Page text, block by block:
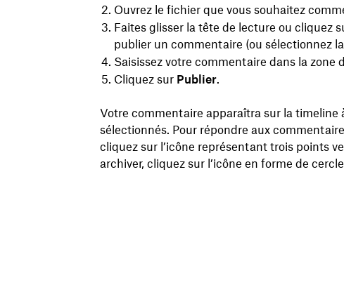
Ouvrez le fichier que vous souhaitez
Faites glisser la tête de lecture ou cliquez
publier un commentaire (ou sélectionnez
Saisissez votre commentaire dans la zone
Cliquez sur Publier.
Votre commentaire apparaîtra sur la timeline
sélectionnés. Pour répondre aux
cliquez sur l’icône représentant trois points
archiver, cliquez sur l’icône en forme de